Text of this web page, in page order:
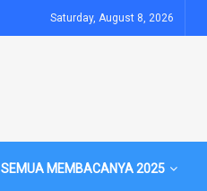
Saturday, August 8, 2026
SEMUA MEMBACANYA 2025